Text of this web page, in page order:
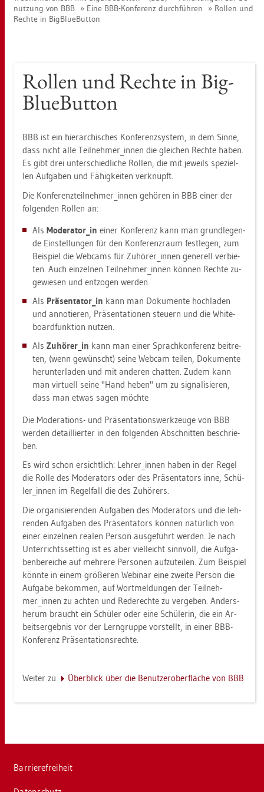
nut­zung von BBB
Eine BBB-Kon­fe­renz durch­füh­ren
Rol­len und
Rech­te in Big­Blu­e­But­ton
Rol­len und Rech­te in Big­
Blu­e­But­ton
BBB ist ein hier­ar­chi­sches Kon­fe­renz­sys­tem, in dem Sinne,
dass nicht alle Teil­neh­mer_in­nen die glei­chen Rech­te haben.
Es gibt drei un­ter­schied­li­che Rol­len, die mit je­weils spe­zi­el­
len Auf­ga­ben und Fä­hig­kei­ten ver­knüpft.
Die Kon­fe­renz­teil­neh­mer_in­nen ge­hö­ren in BBB einer der
fol­gen­den Rol­len an:
Als Mo­dera­tor_in einer Kon­fe­renz kann man grund­le­gen­
de Ein­stel­lun­gen für den Kon­fe­renz­raum fest­le­gen, zum
Bei­spiel die Web­cams für Zu­hö­rer_in­nen ge­ne­rell ver­bie­
ten. Auch ein­zel­nen Teil­neh­mer_in­nen kön­nen Rech­te zu­
ge­wie­sen und ent­zo­gen wer­den.
Als Prä­sen­ta­tor_in kann man Do­ku­men­te hoch­la­den
und an­no­tie­ren, Prä­sen­ta­tio­nen steu­ern und die Whi­te­
board­funk­ti­on nut­zen.
Als Zu­hö­rer_in kann man einer Sprach­kon­fe­renz bei­tre­
ten, (wenn ge­wünscht) seine Web­cam tei­len, Do­ku­men­te
her­un­ter­la­den und mit an­de­ren chat­ten. Zudem kann
man vir­tu­ell seine "Hand heben" um zu si­gna­li­sie­ren,
dass man etwas sagen möch­te
Die Mo­dera­ti­ons- und Prä­sen­ta­ti­ons­werk­zeu­ge von BBB
wer­den de­tail­lier­ter in den fol­gen­den Ab­schnit­ten be­schrie­
ben.
Es wird schon er­sicht­lich: Leh­rer_in­nen haben in der Regel
die Rolle des Mo­dera­tors oder des Prä­sen­ta­tors inne, Schü­
ler_in­nen im Re­gel­fall die des Zu­hö­rers.
Die or­ga­ni­sie­ren­den Auf­ga­ben des Mo­dera­tors und die leh­
ren­den Auf­ga­ben des Prä­sen­ta­tors kön­nen na­tür­lich von
einer ein­zel­nen rea­len Per­son aus­ge­führt wer­den. Je nach
Un­ter­richts­set­ting ist es aber viel­leicht sinn­voll, die Auf­ga­
ben­be­rei­che auf meh­re­re Per­so­nen auf­zu­tei­len. Zum Bei­spiel
könn­te in einem grö­ße­ren We­bi­nar eine zwei­te Per­son die
Auf­ga­be be­kom­men, auf Wort­mel­dun­gen der Teil­neh­
mer_in­nen zu ach­ten und Re­de­rech­te zu ver­ge­ben. An­ders­
her­um braucht ein Schü­ler oder eine Schü­le­rin, die ein Ar­
beits­er­geb­nis vor der Lern­grup­pe vor­stellt, in einer BBB-
Kon­fe­renz Prä­sen­ta­ti­ons­rech­te.
Wei­ter zu Über­blick über die Be­nut­zer­ober­flä­che von BBB
Bar­rie­re­frei­heit